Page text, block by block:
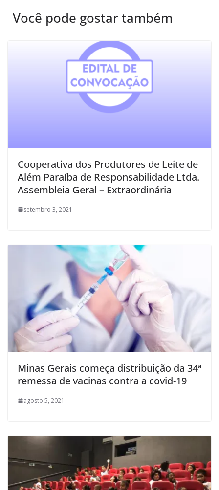
Você pode gostar também
Cooperativa dos Produtores de Leite de
Além Paraíba de Responsabilidade Ltda.
Assembleia Geral – Extraordinária
setembro 3, 2021
Minas Gerais começa distribuição da 34ª
remessa de vacinas contra a covid-19
agosto 5, 2021